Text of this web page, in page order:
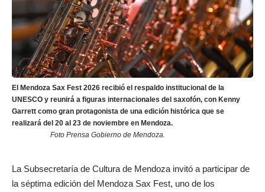
El Mendoza Sax Fest 2026 recibió el respaldo institucional de la
UNESCO y reunirá a figuras internacionales del saxofón, con Kenny
Garrett como gran protagonista de una edición histórica que se
realizará del 20 al 23 de noviembre en Mendoza.
Foto Prensa Gobierno de Mendoza.
La Subsecretaría de Cultura de Mendoza invitó a participar de
la séptima edición del Mendoza Sax Fest, uno de los